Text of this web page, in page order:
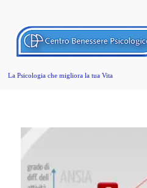
La Psicologia che migliora la tua Vita